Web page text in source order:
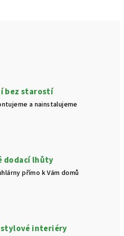
bez starostí
a nainstalujeme
dodací lhůty
přímo k Vám domů
stylové interiéry